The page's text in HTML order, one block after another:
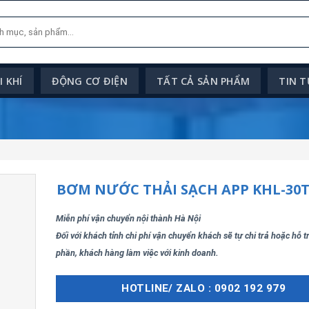
KHÍ ĐỘNG CƠ ĐIỆN TẤT CẢ SẢN PHẨM TIN
BƠM NƯỚC THẢI SẠCH APP KHL-30T
Miễn phí vận chuyển nội thành Hà Nội
Đối với khách tỉnh chi phí vận chuyển khách sẽ tự chi trả hoặc hỗ
phần, khách hàng làm việc với kinh doanh.
HOTLINE/ ZALO : 0902 192 979